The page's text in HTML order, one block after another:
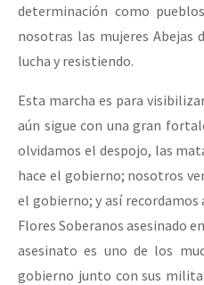
determinación como
nosotras las mujeres Abejas
lucha y resistiendo.
Esta marcha es para
aún sigue con una gran
olvidamos el despojo, las
hace el gobierno; nosotros
el gobierno; y así
Flores Soberanos asesinado
asesinato es uno de los
gobierno junto con sus